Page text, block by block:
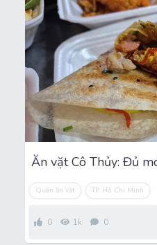
Quán ăn vặt TP. Hồ Chí Minh
0 1k 0